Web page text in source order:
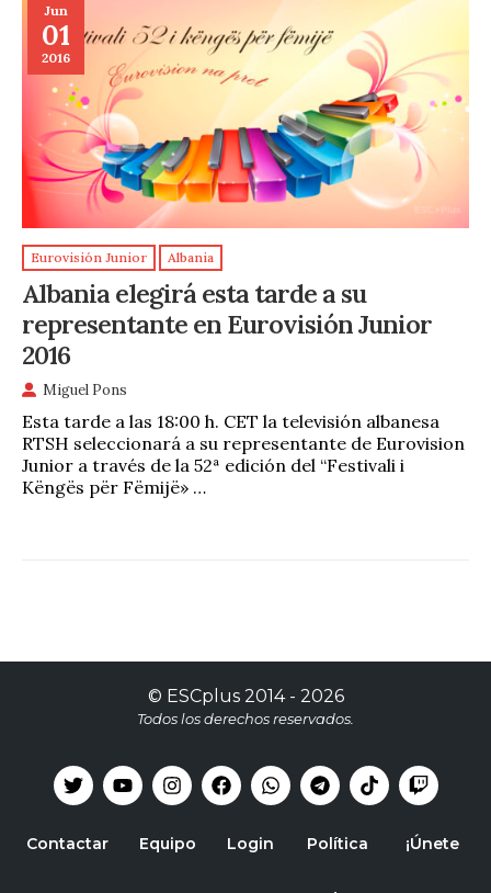
Jun
01
2016
Eurovisión Junior Albania
Albania elegirá esta tarde a su
representante en Eurovisión Junior
2016
Miguel Pons
Esta tarde a las 18:00 h. CET la televisión albanesa
RTSH seleccionará a su representante de Eurovision
Junior a través de la 52ª edición del “Festivali i
Këngës për Fëmijë» …
© ESCplus2014 - 2026
Todos los derechos reservados.
Contactar Equipo Login Política ¡Únete